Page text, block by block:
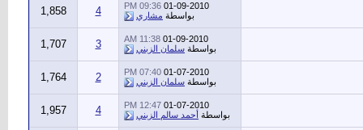
01-09-2010
09:36 PM
بواسطة مشاري 4
1,858
01-09-2010
11:38 AM
بواسطة سلمان الزبني 3
1,707
01-07-2010
07:40 PM
بواسطة سلمان الزبني 2
1,764
01-07-2010
12:47 PM
بواسطة أحمد سالم الزبني 4
1,957